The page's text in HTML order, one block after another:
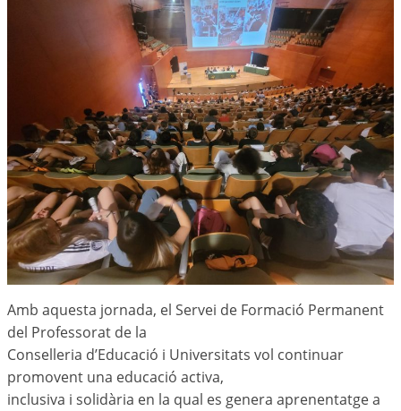
Amb aquesta jornada, el Servei de Formació Permanent
del Professorat de la
Conselleria d’Educació i Universitats vol continuar
promovent una educació activa,
inclusiva i solidària en la qual es genera aprenentatge a